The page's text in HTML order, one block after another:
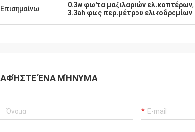
Επισημαίνω 0.3w φω'τα μαξιλαριών ελικοπτέρων,
3.3ah φως περιμέτρου ελικοδρομίων
ΑΦΉΣΤΕ ΈΝΑ ΜΉΝΥΜΑ